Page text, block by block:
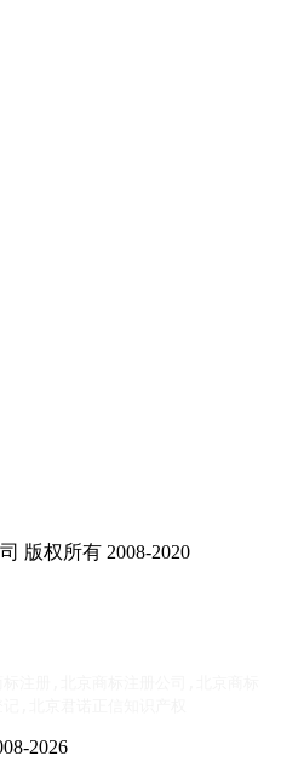
版权所有 2008-2020
2026